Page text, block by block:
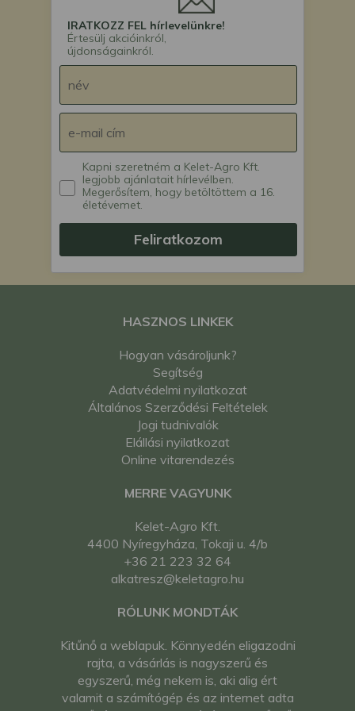
IRATKOZZ FEL hírlevelünkre!
Értesülj akcióinkról,
újdonságainkról.
Kapni szeretném a Kelet-Agro Kft.
legjobb ajánlatait hírlevélben.
Megerősítem, hogy betöltöttem a 16.
életévemet.
Feliratkozom
HASZNOS LINKEK
Hogyan vásároljunk?
Segítség
Adatvédelmi nyilatkozat
Általános Szerződési Feltételek
Jogi tudnivalók
Elállási nyilatkozat
Online vitarendezés
MERRE VAGYUNK
Kelet-Agro Kft.
4400 Nyíregyháza, Tokaji u. 4/b
+36 21 223 32 64
alkatresz@keletagro.hu
RÓLUNK MONDTÁK
Kitűnő a weblapuk. Könnyedén eligazodni
rajta, a vásárlás is nagyszerű és
egyszerű, még nekem is, aki alig ért
valamit a számítógép és az internet adta